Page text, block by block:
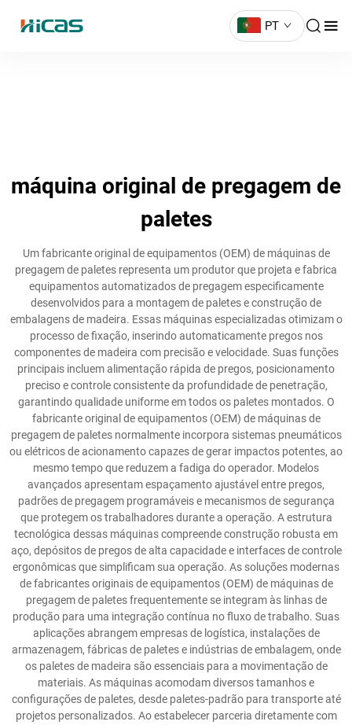
PT
máquina original de pregagem de
paletes
Um fabricante original de equipamentos (OEM) de máquinas de
pregagem de paletes representa um produtor que projeta e fabrica
equipamentos automatizados de pregagem especificamente
desenvolvidos para a montagem de paletes e construção de
embalagens de madeira. Essas máquinas especializadas otimizam o
processo de fixação, inserindo automaticamente pregos nos
componentes de madeira com precisão e velocidade. Suas funções
principais incluem alimentação rápida de pregos, posicionamento
preciso e controle consistente da profundidade de penetração,
garantindo qualidade uniforme em todos os paletes montados. O
fabricante original de equipamentos (OEM) de máquinas de
pregagem de paletes normalmente incorpora sistemas pneumáticos
ou elétricos de acionamento capazes de gerar impactos potentes, ao
mesmo tempo que reduzem a fadiga do operador. Modelos
avançados apresentam espaçamento ajustável entre pregos,
padrões de pregagem programáveis e mecanismos de segurança
que protegem os trabalhadores durante a operação. A estrutura
tecnológica dessas máquinas compreende construção robusta em
aço, depósitos de pregos de alta capacidade e interfaces de controle
ergonômicas que simplificam sua operação. As soluções modernas
de fabricantes originais de equipamentos (OEM) de máquinas de
pregagem de paletes frequentemente se integram às linhas de
produção para uma integração contínua no fluxo de trabalho. Suas
aplicações abrangem empresas de logística, instalações de
armazenagem, fábricas de paletes e indústrias de embalagem, onde
os paletes de madeira são essenciais para a movimentação de
materiais. As máquinas acomodam diversos tamanhos e
configurações de paletes, desde paletes-padrão para transporte até
projetos personalizados. Ao estabelecer parceria diretamente com